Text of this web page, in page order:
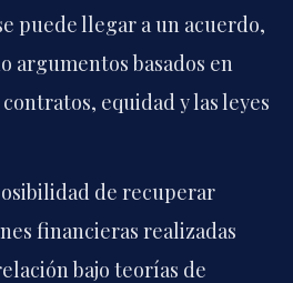
puede llegar a un acuerdo,
argumentos basados en
equidad y las leyes
de recuperar
financieras realizadas
bajo teorías de